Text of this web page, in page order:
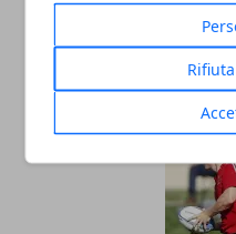
FEMI-CZ RRD:
IN GALLES
20/08/2019